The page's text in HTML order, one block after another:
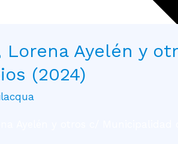
Lorena Ayelén y
(2024)